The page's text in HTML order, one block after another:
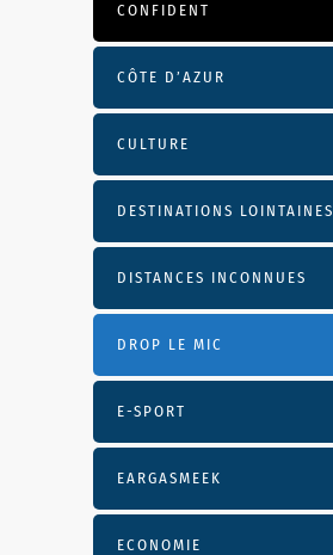
CONFIDENT
CÔTE D’AZUR
CULTURE
DESTINATIONS LOINTAINES
DISTANCES INCONNUES
DROP LE MIC
E-SPORT
EARGASMEEK
ECONOMIE